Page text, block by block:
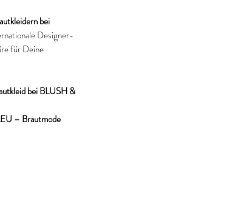
bei
Designer-
für Deine
bei BLUSH &
– Brautmode